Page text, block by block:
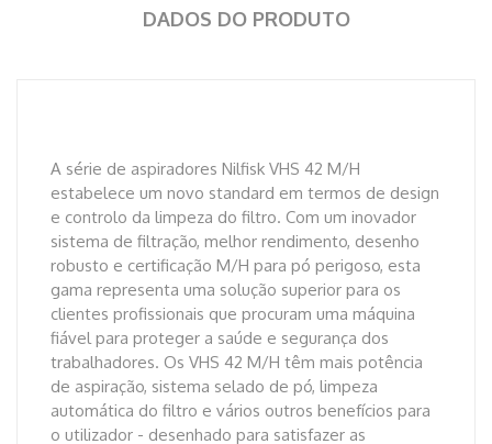
DADOS DO PRODUTO
A série de aspiradores Nilfisk VHS 42 M/H
estabelece um novo standard em termos de design
e controlo da limpeza do filtro. Com um inovador
sistema de filtração, melhor rendimento, desenho
robusto e certificação M/H para pó perigoso, esta
gama representa uma solução superior para os
clientes profissionais que procuram uma máquina
fiável para proteger a saúde e segurança dos
trabalhadores. Os VHS 42 M/H têm mais potência
de aspiração, sistema selado de pó, limpeza
automática do filtro e vários outros benefícios para
o utilizador - desenhado para satisfazer as